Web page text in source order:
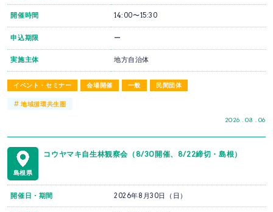
イベント・セミナー 会場開催 一般 民間団体
2026 . 08 . 06
開催時間 14:00〜15:30
申込期限 ー
実施主体 地方自治体
#地域循環共生圏
島根県
コウヤマキ自生林観察会（8/30開催、8/22締切・島根）
開催日・期間 2026年8月30日（日）